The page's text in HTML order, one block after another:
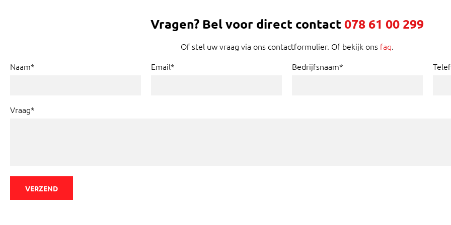
Vragen? Bel voor direct contact078 61 00 299
Of stel uw vraag via ons contactformulier. Of bekijk ons faq.
Naam*
Email* Bedrijfsnaam*
Vraag*
VERZEND